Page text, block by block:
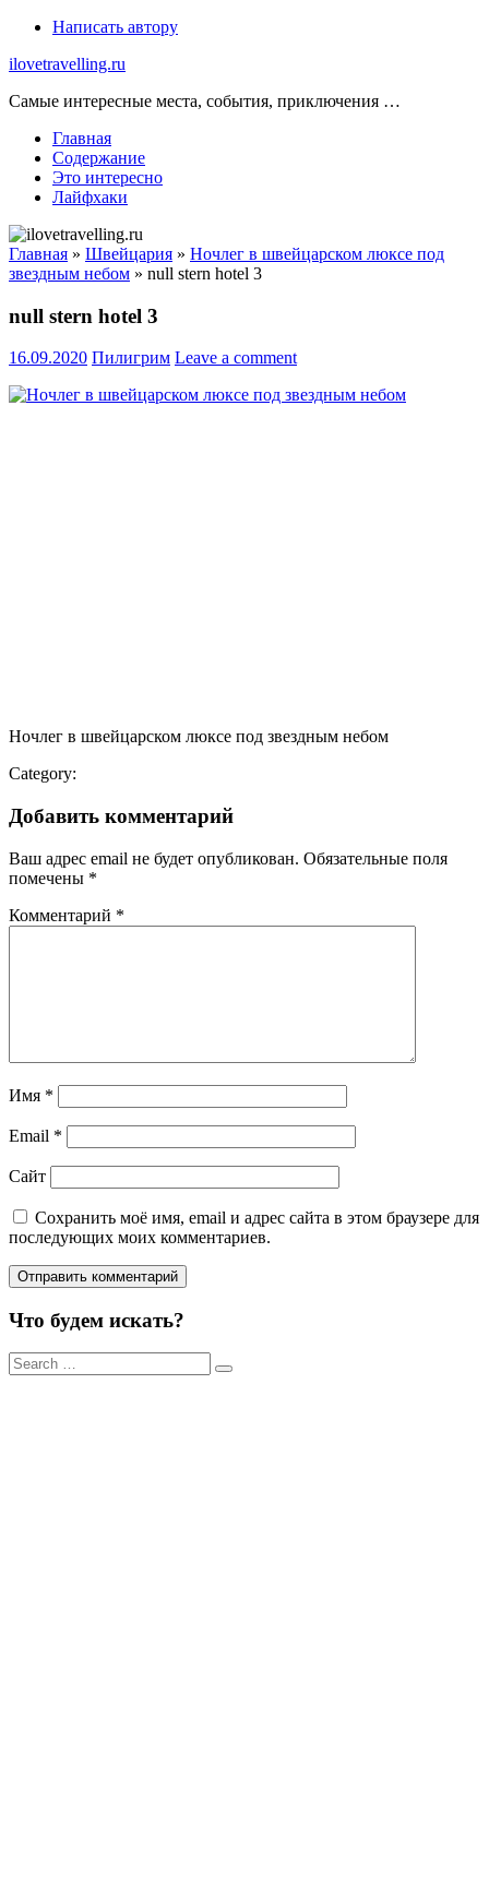
Skip
content
Написать автору
ilovetravelling.ru
Самые интересные места, события, приключения …
Главная
Содержание
Это интересно
Лайфхаки
Главная » Швейцария » Ночлег в швейцарском люксе под
звездным небом » null stern hotel 3
null stern hotel 3
16.09.2020 Пилигрим Leave a comment
Ночлег в швейцарском люксе под звездным небом
Category:
Добавить комментарий
Ваш адрес email не будет опубликован. Обязательные поля
помечены *
Комментарий *
Имя *
Email *
Сайт
Сохранить моё имя, email и адрес сайта в этом браузере для
последующих моих комментариев.
Что будем искать?
Результаты
поиска